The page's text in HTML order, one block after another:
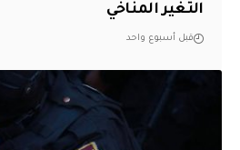
التغير المناخي
قبل أسبوع واحد